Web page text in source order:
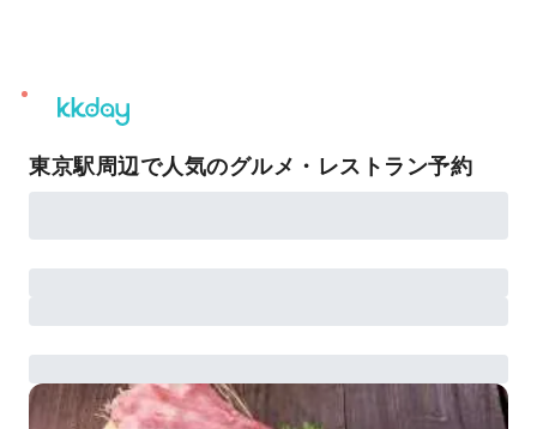
unread
notifications
東京駅周辺で人気のグルメ・レストラン予約